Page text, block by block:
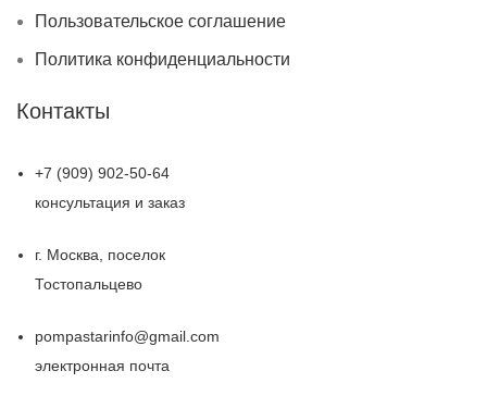
Пользовательское соглашение
Политика конфиденциальности
Контакты
+7 (909) 902-50-64
консультация и заказ
г. Москва, поселок
Тостопальцево
pompastarinfo@gmail.com
электронная почта